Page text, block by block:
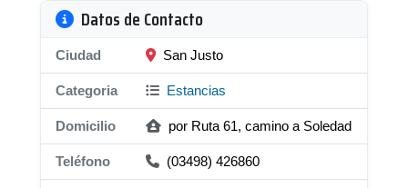
Datos de Contacto
Ciudad San Justo
Categoria Estancias
Domicilio por Ruta 61, camino a Soledad
Teléfono (03498) 426860